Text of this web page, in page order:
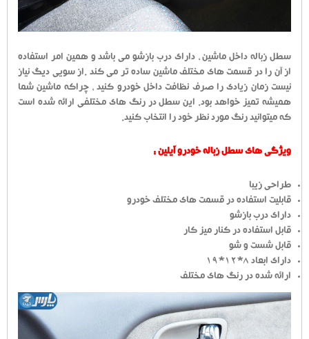
سطل زباله داخل ماشین ، دارای درب بازشو می باشد و همین امر استفاده
از آن را در قسمت های مختلف ماشین ساده تر می کند .از سویی دیگ نیاز
نیست زمان زیادی را صرف نظافت داخل خودرو کنید ، چراکه ماشین شما
همیشه تمیز خواهد بود. این سطل در رنگ های مختلفی ارائه شده است
که میتوانید رنگ مورد نظر خود را انتخاب کنید.
ویژگی های سطل زباله خودرو آیلین :
طراحی زیبا
قابلیت استفاده در قسمت های مختلف خودرو
دارای درب بازشو
قابل استفاده در کنار میز کار
قابل شست و شو
دارای ابعاد 8*12*19
ارائه شده در رنگ های مختلف